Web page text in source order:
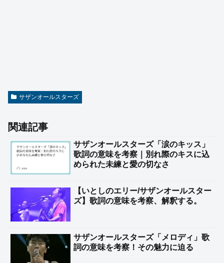
サザンオールスターズ
関連記事
サザンオールスターズ「涙のキッス」
歌詞の意味を考察｜別れ際のキスに込
められた未練と愛の切なさ
【いとしのエリー/サザンオールスター
ズ】歌詞の意味を考察、解釈する。
サザンオールスターズ「メロディ」歌
詞の意味を考察！その魅力に迫る